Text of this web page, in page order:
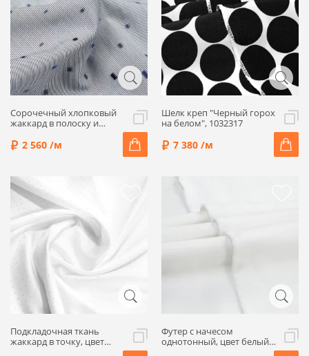
Сорочечный хлопковый
жаккард в полоску и
оттенки, 1052451-1
2 560 /м
Шелк креп "Черный горох
на белом", 1032317
7 380 /м
Подкладочная ткань
жаккард в точку, цвет
Футер с начесом
однотонный, цвет белый,